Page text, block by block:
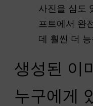
사진을 심도
프트에서 완
데 훨씬 더
생성된 이
누구에게